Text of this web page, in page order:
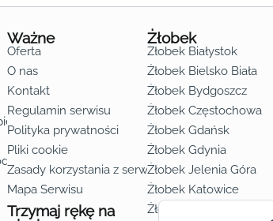
nad dziećmi do lat 3
Ważne
Oferta
O nas
Kontakt
Regulamin serwisu
Polityka prywatności
Pliki cookie
Zasady korzystania z serwisu
Mapa Serwisu
Trzymaj rękę na
Żłobek
Żłobek Białystok
Żłobek Bielsko Biała
Żłobek Bydgoszcz
Żłobek Częstochowa
Żłobek Gdańsk
Żłobek Gdynia
Żłobek Jelenia Góra
Żłobek Katowice
Żłobek Kielce